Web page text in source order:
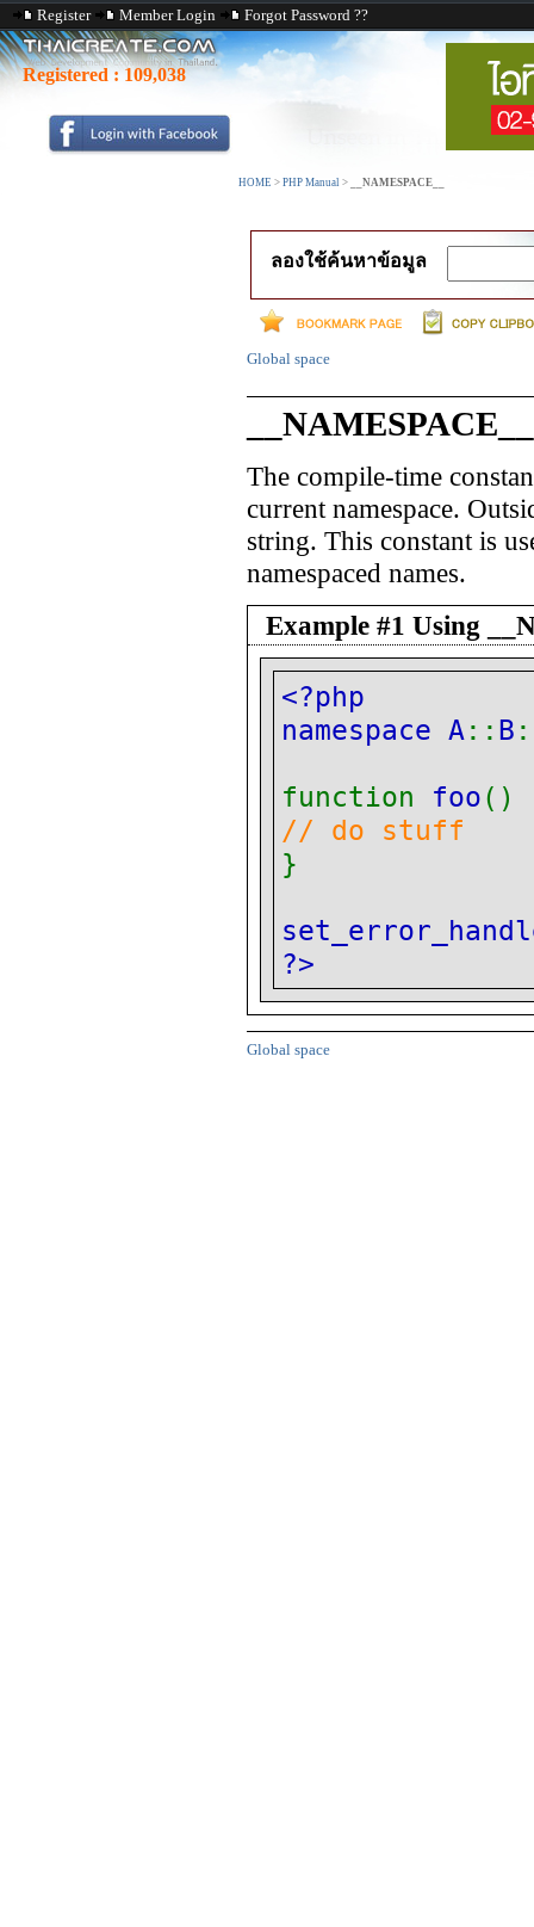
Register Member Login Forgot Password ??
Registered : 109,038
HOME > PHP Manual > __NAMESPACE__
ลองใช้ค้นหาข้อมูล
Global space
__NAMESPACE__
The compile-time
current namespace.
string. This constant is
namespaced names.
Example #1 Using
<?php
namespace A:: B
function foo()
// do stuff
}
?>
Global space